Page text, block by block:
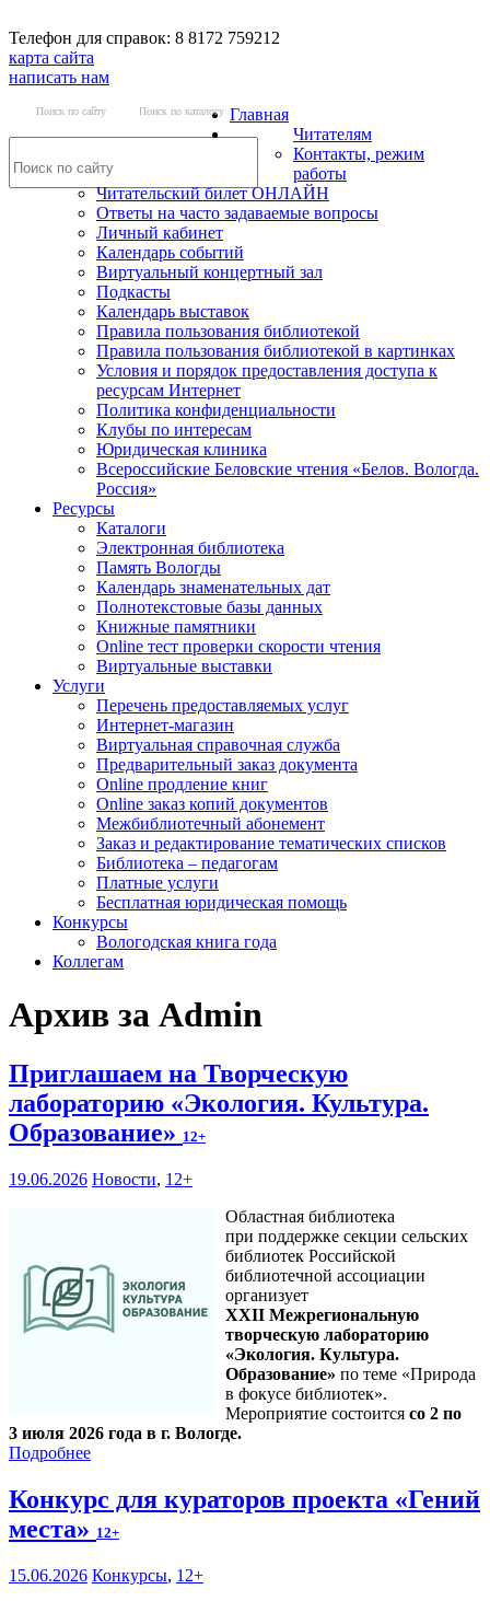
Телефон для справок: 8 8172 759212
карта сайта
написать нам
Поиск по сайту Поиск по каталогу Главная
Читателям
Контакты, режим
работы
Читательский билет ОНЛАЙН
Ответы на часто задаваемые вопросы
Личный кабинет
Календарь событий
Виртуальный концертный зал
Подкасты
Календарь выставок
Правила пользования библиотекой
Правила пользования библиотекой в картинках
Условия и порядок предоставления доступа к
ресурсам Интернет
Политика конфиденциальности
Клубы по интересам
Юридическая клиника
Всероссийские Беловские чтения «Белов. Вологда.
Россия»
Ресурсы
Каталоги
Электронная библиотека
Память Вологды
Календарь знаменательных дат
Полнотекстовые базы данных
Книжные памятники
Online тест проверки скорости чтения
Виртуальные выставки
Услуги
Перечень предоставляемых услуг
Интернет-магазин
Виртуальная справочная служба
Предварительный заказ документа
Online продление книг
Online заказ копий документов
Межбиблиотечный абонемент
Заказ и редактирование тематических списков
Библиотека – педагогам
Платные услуги
Бесплатная юридическая помощь
Конкурсы
Вологодская книга года
Коллегам
Архив за Admin
Приглашаем на Творческую
лабораторию «Экология. Культура.
Образование» 12+
19.06.2026 Новости, 12+
Областная библиотека
при поддержке секции сельских
библиотек Российской
библиотечной ассоциации
организует
XXII Межрегиональную
творческую лабораторию
«Экология. Культура.
Образование» по теме «Природа
в фокусе библиотек».
Мероприятие состоится со 2 по
3 июля 2026 года в г. Вологде.
Подробнее
Конкурс для кураторов проекта «Гений
места» 12+
15.06.2026 Конкурсы, 12+